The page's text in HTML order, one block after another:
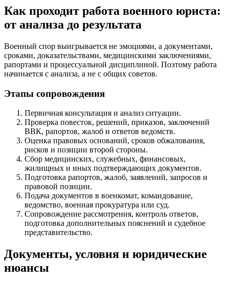
Как проходит работа военного юриста:
от анализа до результата
Военный спор выигрывается не эмоциями, а документами,
сроками, доказательствами, медицинскими заключениями,
рапортами и процессуальной дисциплиной. Поэтому работа
начинается с анализа, а не с общих советов.
Этапы сопровождения
Первичная консультация и анализ ситуации.
Проверка повесток, решений, приказов, заключений
ВВК, рапортов, жалоб и ответов ведомств.
Оценка правовых оснований, сроков обжалования,
рисков и позиции второй стороны.
Сбор медицинских, служебных, финансовых,
жилищных и иных подтверждающих документов.
Подготовка рапортов, жалоб, заявлений, запросов и
правовой позиции.
Подача документов в военкомат, командование,
ведомство, военная прокуратура или суд.
Сопровождение рассмотрения, контроль ответов,
подготовка дополнительных пояснений и судебное
представительство.
Документы, условия и юридические
нюансы